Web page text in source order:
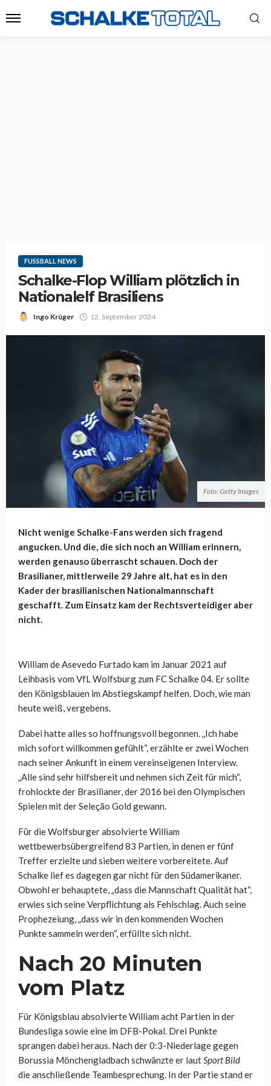
FUSSBALL NEWS
Schalke-Flop William plötzlich in
Nationalelf Brasiliens
Ingo Krüger 12. September 2024
Foto: Getty Images
Nicht wenige Schalke-Fans werden sich fragend
angucken. Und die, die sich noch an William erinnern,
werden genauso überrascht schauen. Doch der
Brasilianer, mittlerweile 29 Jahre alt, hat es in den
Kader der brasilianischen Nationalmannschaft
geschafft. Zum Einsatz kam der Rechtsverteidiger aber
nicht.
William de Asevedo Furtado kam im Januar 2021 auf
Leihbasis vom VfL Wolfsburg zum FC Schalke 04. Er sollte
den Königsblauen im Abstiegskampf helfen. Doch, wie man
heute weiß, vergebens.
Dabei hatte alles so hoffnungsvoll begonnen. „Ich habe
mich sofort willkommen gefühlt“, erzählte er zwei Wochen
nach seiner Ankunft in einem vereinseigenen Interview.
„Alle sind sehr hilfsbereit und nehmen sich Zeit für mich“,
frohlockte der Brasilianer, der 2016 bei den Olympischen
Spielen mit der Seleção Gold gewann.
Für die Wolfsburger absolvierte William
wettbewerbsübergreifend 83 Partien, in denen er fünf
Treffer erzielte und sieben weitere vorbereitete. Auf
Schalke lief es dagegen gar nicht für den Südamerikaner.
Obwohl er behauptete, „dass die Mannschaft Qualität hat“,
erwies sich seine Verpflichtung als Fehlschlag. Auch seine
Prophezeiung, „dass wir in den kommenden Wochen
Punkte sammeln werden“, erfüllte sich nicht.
Nach 20 Minuten
vom Platz
Für Königsblau absolvierte William acht Partien in der
Bundesliga sowie eine im DFB-Pokal. Drei Punkte
sprangen dabei heraus. Nach der 0:3-Niederlage gegen
Borussia Mönchengladbach schwänzte er lautSport Bild
die anschließende Teambesprechung. In der Partie stand er